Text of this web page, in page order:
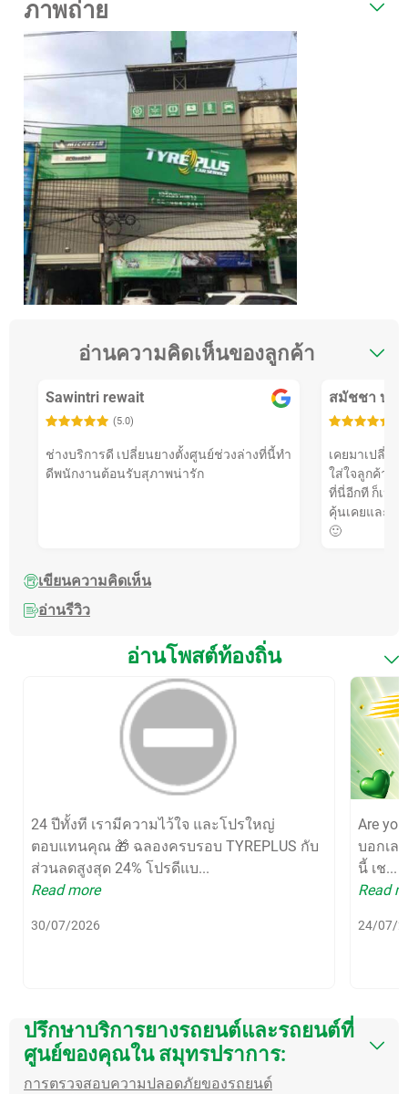
ภาพถ่าย
อ่านความคิดเห็นของลูกค้า
Sawintri rewait
(5.0)
ช่างบริการดี เปลี่ยนยางตั้งศูนย์ช่วงล่างที่นี้ทำ
ดีพนักงานต้อนรับสุภาพน่ารัก
สมัชชา บุณ
เคยมาเปลี่ย
ใส่ใจลูกค้าดี
ที่นี่อีกที ก็เหมื
คุ้นเคยและค
🙂
เขียนความคิดเห็น
อ่านรีวิว
อ่านโพสต์ท้องถิ่น
24 ปีทั้งที เรามีความไว้ใจ และโปรใหญ่
ตอบแทนคุณ 🎁 ฉลองครบรอบ TYREPLUS กับ
ส่วนลดสูงสุด 24% โปรดีแบ...
Read more
30/07/2026
Are
บอกเล
นี้ เช...
Read
24/07/
ปรึกษาบริการยางรถยนต์และรถยนต์ที่
ศูนย์ของคุณใน สมุทรปราการ:
การตรวจสอบความปลอดภัยของรถยนต์